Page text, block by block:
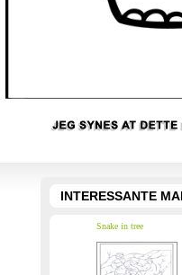
INTERESSANTE
Snake in tree